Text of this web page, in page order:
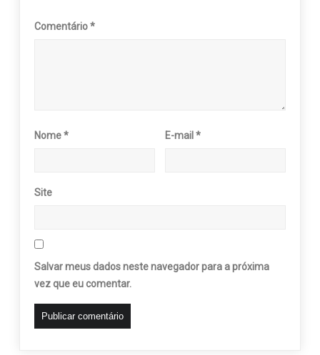
Comentário*
Nome* E-mail*
Site
Salvar meus dados neste navegador para a próxima
vez que eu comentar.